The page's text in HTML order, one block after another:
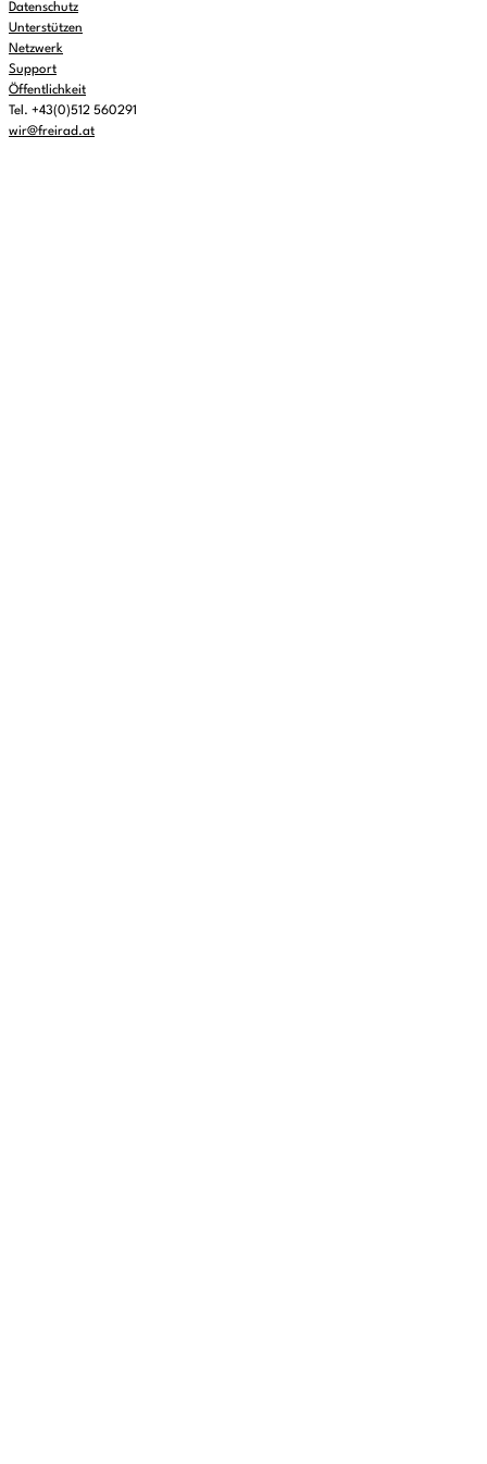
Datenschutz
Unterstützen
Netzwerk
Support
Öffentlichkeit
Tel. +43(0)512 560291
wir@freirad.at